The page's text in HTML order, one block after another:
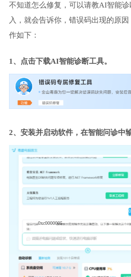
不知道怎么修复，可以请教AI智能
入，就会告诉你，错误码出现的原
作如下：
1、点击下载AI智能诊断工具。
2、安装并启动软件，在智能问诊中
0xc0000005